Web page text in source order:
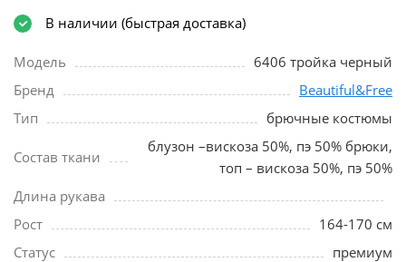
В наличии (быстрая доставка)
Модель
6406 тройка черный
Бренд
Beautiful&Free
Тип
брючные костюмы
Состав ткани
блузон –вискоза 50%, пэ 50% брюки,
топ – вискоза 50%, пэ 50%
Длина рукава
Рост
164-170 см
Статус
премиум